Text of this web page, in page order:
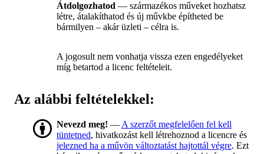
Átdolgozhatod — származékos műveket hozhatsz
létre, átalakíthatod és új művkbe építheted be
bármilyen – akár üzleti – célra is.
A jogosult nem vonhatja vissza ezen engedélyeket
míg betartod a licenc feltételeit.
Az alábbi feltételekkel:
Nevezd meg! — A szerzőt megfelelően fel kell
tüntetned, hivatkozást kell létrehoznod a licencre és
jelezned ha a művön változtatást hajtottál végre. Ezt